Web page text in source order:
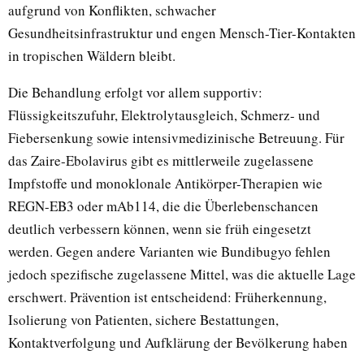
aufgrund von Konflikten, schwacher
Gesundheitsinfrastruktur und engen Mensch-Tier-Kontakten
in tropischen Wäldern bleibt.
Die Behandlung erfolgt vor allem supportiv:
Flüssigkeitszufuhr, Elektrolytausgleich, Schmerz- und
Fiebersenkung sowie intensivmedizinische Betreuung. Für
das Zaire-Ebolavirus gibt es mittlerweile zugelassene
Impfstoffe und monoklonale Antikörper-Therapien wie
REGN-EB3 oder mAb114, die die Überlebenschancen
deutlich verbessern können, wenn sie früh eingesetzt
werden. Gegen andere Varianten wie Bundibugyo fehlen
jedoch spezifische zugelassene Mittel, was die aktuelle Lage
erschwert. Prävention ist entscheidend: Früherkennung,
Isolierung von Patienten, sichere Bestattungen,
Kontaktverfolgung und Aufklärung der Bevölkerung haben